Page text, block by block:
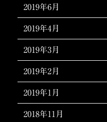
2019年6月
2019年4月
2019年3月
2019年2月
2019年1月
2018年11月